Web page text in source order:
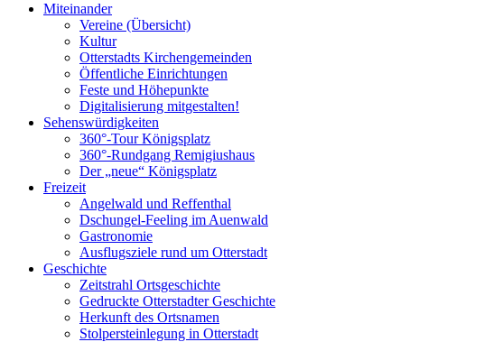
Miteinander
Vereine (Übersicht)
Kultur
Otterstadts Kirchengemeinden
Öffentliche Einrichtungen
Feste und Höhepunkte
Digitalisierung mitgestalten!
Sehenswürdigkeiten
360°-Tour Königsplatz
360°-Rundgang Remigiushaus
Der „neue“ Königsplatz
Freizeit
Angelwald und Reffenthal
Dschungel-Feeling im Auenwald
Gastronomie
Ausflugsziele rund um Otterstadt
Geschichte
Zeitstrahl Ortsgeschichte
Gedruckte Otterstadter Geschichte
Herkunft des Ortsnamen
Stolpersteinlegung in Otterstadt